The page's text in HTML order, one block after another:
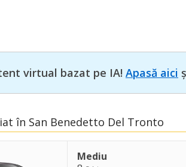
virtual bazat pe IA! Apasă aici
în San Benedetto Del Tronto
Mediu